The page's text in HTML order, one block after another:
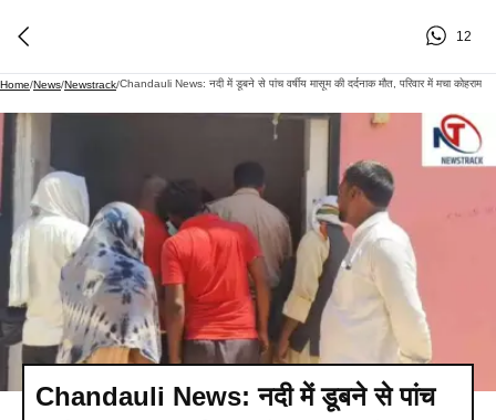
12
Home/News/Newstrack/Chandauli News: नदी में डूबने से पांच वर्षीय मासूम की दर्दनाक मौत, परिवार में मचा कोहराम
Chandauli News: नदी में डूबने से पांच